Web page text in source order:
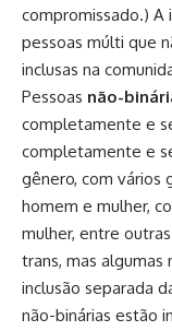
compromissado.) A
pessoas múlti que
inclusas na
Pessoas não-
completamente e
completamente e
gênero, com vários
homem e mulher,
mulher, entre
trans, mas algumas
inclusão separada
não-binárias estão